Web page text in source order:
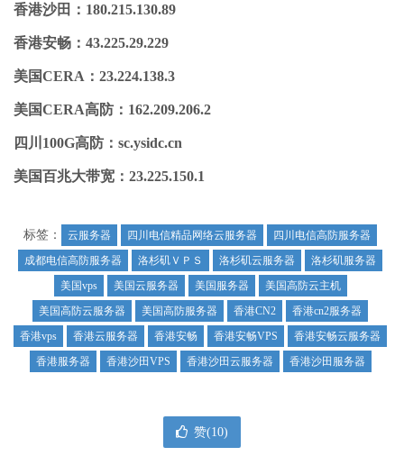
香港沙田：180.215.130.89
香港安畅：43.225.29.229
美国CERA：23.224.138.3
美国CERA高防：162.209.206.2
四川100G高防：sc.ysidc.cn
美国百兆大带宽：23.225.150.1
标签： 云服务器 四川电信精品网络云服务器
四川电信高防服务器
成都电信高防服务器
洛杉矶ＶＰＳ 洛杉矶云服务器
洛杉矶服务器
美国vps
美国云服务器 美国服务器
美国高防云主机
美国高防云服务器
美国高防服务器 香港CN2
香港cn2服务器
香港vps
香港云服务器 香港安畅 香港安畅VPS
香港安畅云服务器
香港服务器
香港沙田VPS 香港沙田云服务器 香港沙田服务器
赞(10)